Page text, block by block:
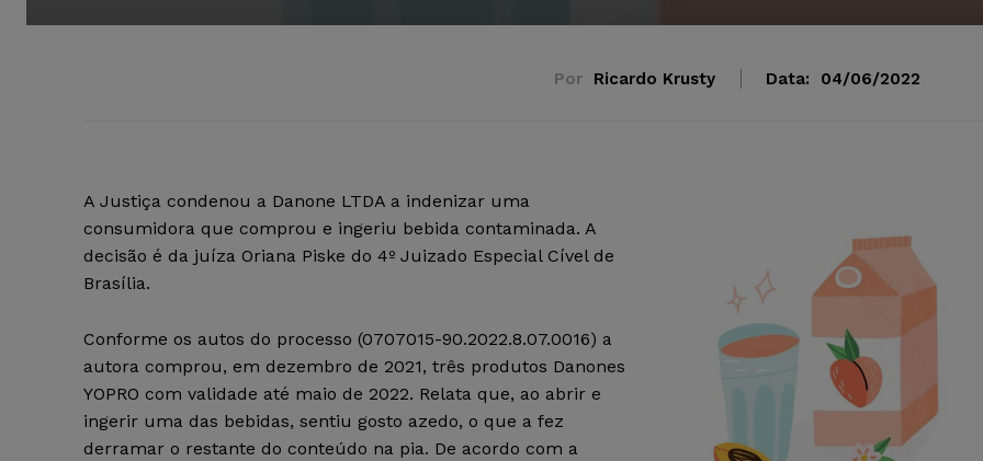
Por Ricardo Krusty Data: 04/06/2022
A Justiça condenou a Danone LTDA a indenizar uma
consumidora que comprou e ingeriu bebida contaminada. A
decisão é da juíza Oriana Piske do 4º Juizado Especial Cível de
Brasília.
Conforme os autos do processo (0707015-90.2022.8.07.0016) a
autora comprou, em dezembro de 2021, três produtos Danones
YOPRO com validade até maio de 2022. Relata que, ao abrir e
ingerir uma das bebidas, sentiu gosto azedo, o que a fez
derramar o restante do conteúdo na pia. De acordo com a